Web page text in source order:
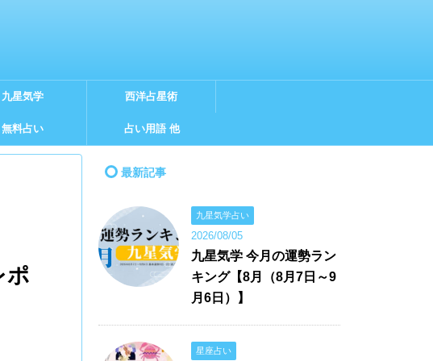
九星気学 西洋占星術
無料占い 占い用語 他
ポ
最新記事
九星気学占い
2026/08/05
九星気学 今月の運勢ラン
キング【8月（8月7日～9
月6日）】
星座占い